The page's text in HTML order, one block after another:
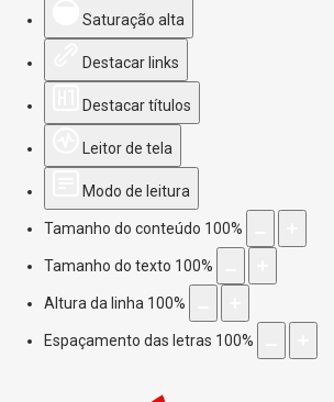
Saturação alta
Destacar links
Destacar títulos
Leitor de tela
Modo de leitura
Tamanho do conteúdo 100%
Tamanho do texto 100%
Altura da linha 100%
Espaçamento das letras 100%